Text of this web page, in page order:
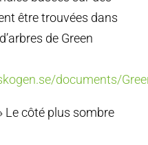
être trouvées dans
de Green
documents/
Le côté plus sombre